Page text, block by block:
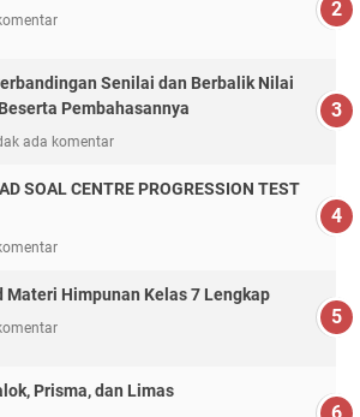
Senilai dan Berbalik Nilai
Pembahasannya
ada komentar
SOAL CENTRE PROGRESSION TEST
Materi Himpunan Kelas 7 Lengkap
Prisma, dan Limas